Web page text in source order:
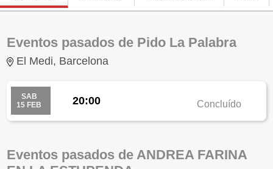
Eventos pasados de Pido La Palabra
El Medi, Barcelona
SAB
15 FEB
20:00 Concluído
Eventos pasados de ANDREA FARINA